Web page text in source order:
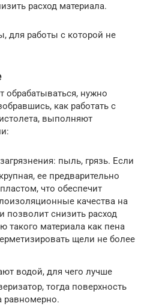
расход материала.
для работы с которой не
обрабатываться, нужно
как работать с
выполняют
пыль, грязь. Если
ее предварительно
что обеспечит
качества на
позволит снизить расход
материала как пена
щели не более
водой, для чего лучше
тогда поверхность
равномерно.